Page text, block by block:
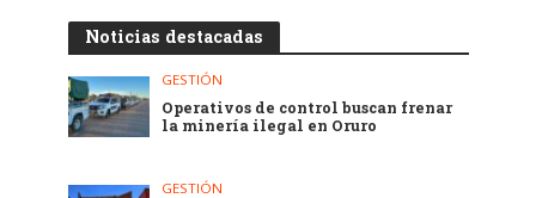
Noticias destacadas
GESTIÓN
Operativos de control buscan frenar
la minería ilegal en Oruro
GESTIÓN